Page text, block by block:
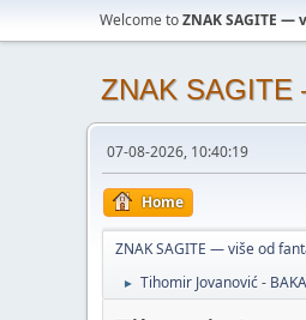
Welcome toZNAK SAGITE
ZNAK
07-08-2026, 10:40:19
Home
ZNAK SAGITE — više od
► Tihomir Jovanović -